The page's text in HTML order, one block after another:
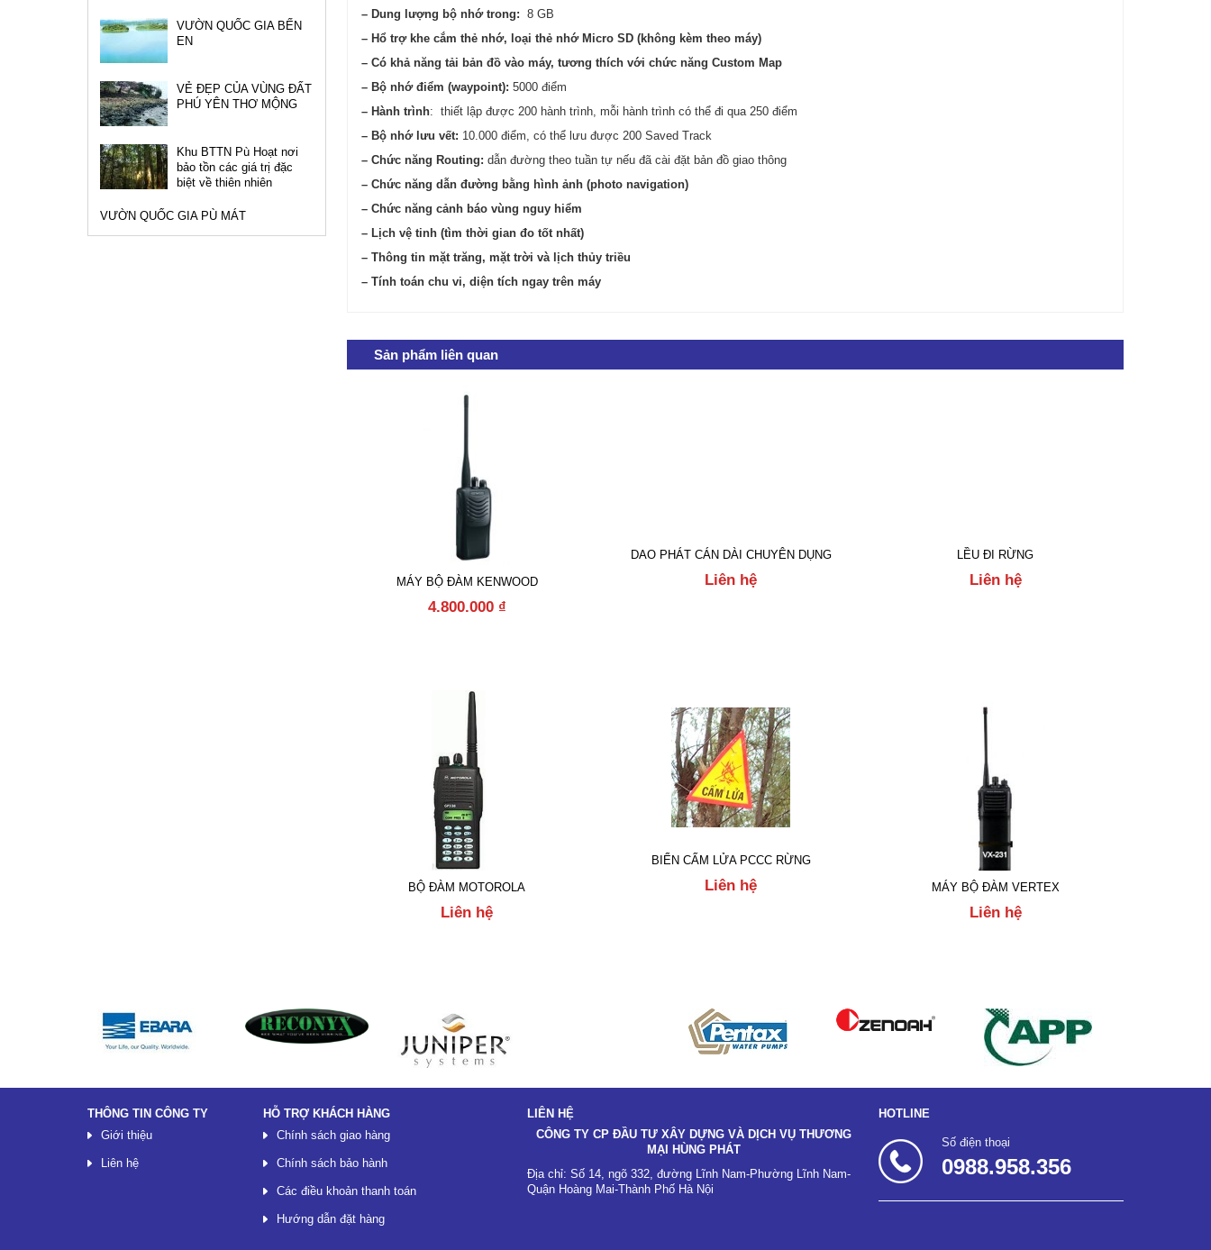
VƯỜN QUỐC GIA BẾN
EN
VẺ ĐẸP CỦA VÙNG ĐẤT
PHÚ YÊN THƠ MỘNG
Khu BTTN Pù Hoạt nơi
bảo tồn các giá trị đặc
biệt về thiên nhiên
VƯỜN QUỐC GIA PÙ MÁT
– Dung lượng bộ nhớ trong: 8 GB
– Hổ trợ khe cắm thẻ nhớ, loại thẻ nhớ Micro SD (không kèm theo máy)
– Có khả năng tải bản đồ vào máy, tương thích với chức năng Custom Map
– Bộ nhớ điểm (waypoint): 5000 điểm
– Hành trình: thiết lập được 200 hành trình, mỗi hành trình có thể đi qua 250 điểm
– Bộ nhớ lưu vết: 10.000 điểm, có thể lưu được 200 Saved Track
– Chức năng Routing: dẫn đường theo tuần tự nếu đã cài đặt bản đồ giao thông
– Chức năng dẫn đường bằng hình ảnh (photo navigation)
– Chức năng cảnh báo vùng nguy hiểm
– Lịch vệ tinh (tìm thời gian đo tốt nhất)
– Thông tin mặt trăng, mặt trời và lịch thủy triều
– Tính toán chu vi, diện tích ngay trên máy
Sản phẩm liên quan
MÁY BỘ ĐÀM KENWOOD
4.800.000 ₫
DAO PHÁT CÁN DÀI CHUYÊN DỤNG
Liên hệ
LỀU ĐI RỪNG
Liên hệ
BỘ ĐÀM MOTOROLA
Liên hệ
BIỂN CẤM LỬA PCCC RỪNG
Liên hệ MÁY BỘ ĐÀM VERTEX
Liên hệ
THÔNG TIN CÔNG TY
Giới thiệu
Liên hệ
HỖ TRỢ KHÁCH HÀNG
Chính sách giao hàng
Chính sách bảo hành
Các điều khoản thanh toán
Hướng dẫn đặt hàng
LIÊN HỆ
CÔNG TY CP ĐẦU TƯ XÂY DỰNG VÀ DỊCH VỤ THƯƠNG
MẠI HÙNG PHÁT
Địa chỉ: Số 14, ngõ 332, đường Lĩnh Nam-Phường Lĩnh Nam-
Quận Hoàng Mai-Thành Phố Hà Nội
HOTLINE
Số điện thoại
0988.958.356